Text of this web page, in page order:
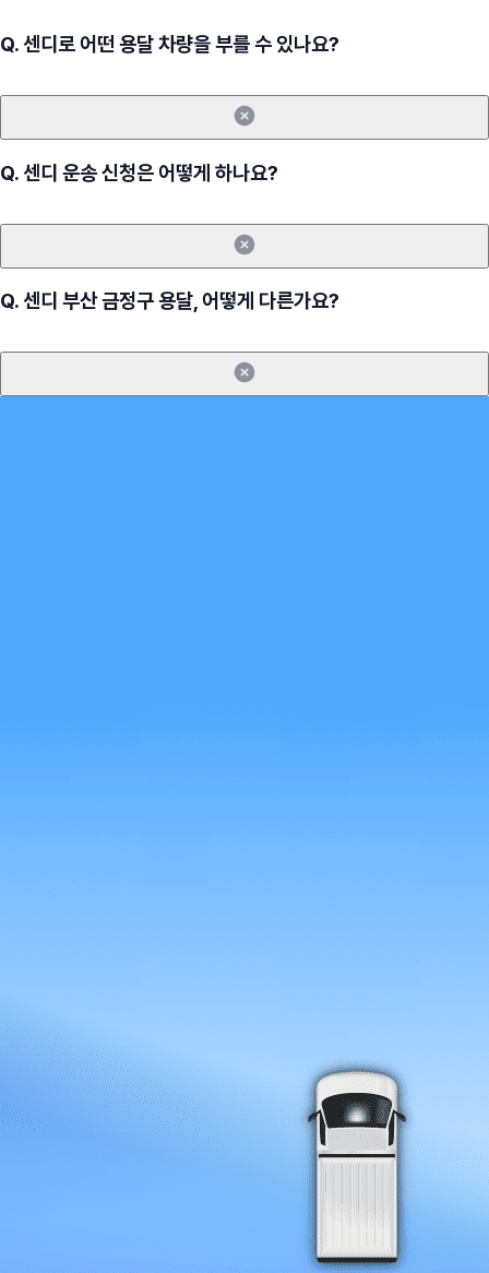
Q.센디로 어떤 용달 차량을 부를 수 있나요?
Q.센디 운송 신청은 어떻게 하나요?
Q.센디 부산 금정구 용달, 어떻게 다른가요?